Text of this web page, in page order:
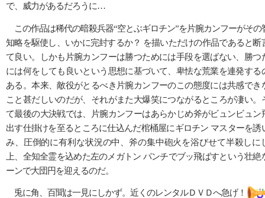
で、威力があるだろうに…
この作品は稀代の暗殺兵器“空とぶギロチン”を片腕カンフーがその
知略を駆使し、いかに完封するか？ を描いただけの作品であると断
て良い。しかも片腕カンフーは勝つためには手段を選ばない、勝つ
には何をしても良いという思想に基づいて、卑怯な荒業を連発する
ある。本来、敵役がとるべき片腕カンフーのこの態度には共感でき
こと甚だしいのだが、それがまた大爆笑につながるところが凄い。
て最後の大決戦では、片腕カンフーはあらかじめ斧がビュンビュン
出す仕掛けを至るところに仕込んだ棺桶屋にギロチン マスターを誘
み、圧倒的に有利な状況の中、斧の集中砲火を浴びせて半殺しに
上、全知全霊を込めた左のメガトン パンチでブッ飛ばすという壮絶
ーンで大団円を迎えるのだ。
兎に角、百聞は一見にしかず。近くのレンタルＤＶＤへ急げ！